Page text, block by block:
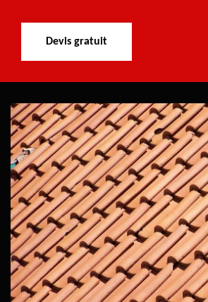
Devis gratuit